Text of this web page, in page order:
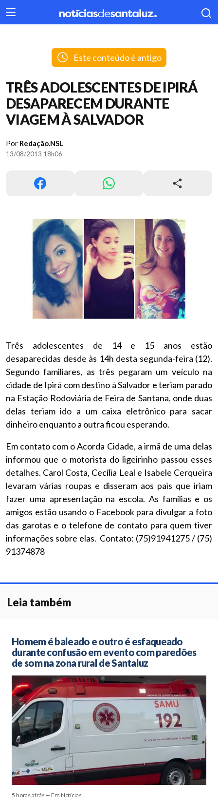
404
Este conteúdo é antigo
TRÊS ADOLESCENTES DE IPIRÁ
DESAPARECEM DURANTE
VIAGEM À SALVADOR
Por Redação.NSL
13/08/2013 18h06
Três adolescentes de 14 e 15 anos estão
desaparecidas desde às 14h desta segunda-feira (12).
Segundo familiares, as três pegaram um veículo na
cidade de Ipirá com destino à Salvador e teriam parado
na Estação Rodoviária de Feira de Santana, onde duas
delas teriam ido a um caixa eletrônico para sacar
dinheiro enquanto a outra ficou esperando.
Em contato com o Acorda Cidade, a irmã de uma delas
informou que o motorista do ligeirinho passou esses
detalhes. Carol Costa, Cecília Leal e Isabele Cerqueira
levaram várias roupas e disseram aos pais que iriam
fazer uma apresentação na escola. As famílias e os
amigos estão usando o Facebook para divulgar a foto
das garotas e o telefone de contato para quem tiver
informações sobre elas. Contato: (75)91941275 / (75)
91374878
Leia também
Homem é baleado e outro é esfaqueado
durante confusão em evento com paredões
de som na zona rural de Santaluz
5 horas atrás — Em Notícias